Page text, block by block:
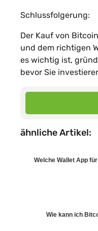
Schlussfolgerung:
Der Kauf von
und dem richtigen
es wichtig ist,
bevor Sie
ähnliche Artikel:
Welche Wallet App
Wie kann ich